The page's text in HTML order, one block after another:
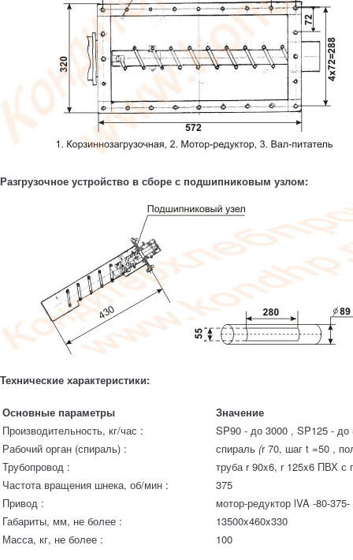
Разгрузочное устройство в сборе с подшипниковым узлом:
Технические характеристики:
Основные параметры
Значение
Производительность, кг/час :
SP90 - до 3000 , SP125 - до
Рабочий орган (спираль) :
спираль (r 70, шаг t =50 ,
Трубопровод :
труба r 90x6, r 125x6 ПВХ с
Частота вращения шнека, об/мин :
375
Привод :
мотор-редуктор lVA -80-
Габариты, мм, не более :
13500x460x330
Масса, кг, не более :
100